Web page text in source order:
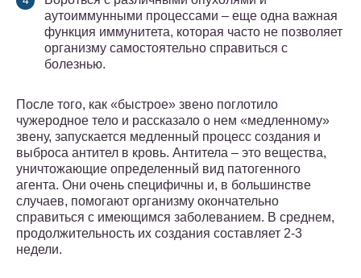
аутоиммунными процессами – еще одна важная
функция иммунитета, которая часто не позволяет
организму самостоятельно справиться с
болезнью.
После того, как «быстрое» звено поглотило
чужеродное тело и рассказало о нем «медленному»
звену, запускается медленный процесс создания и
выброса антител в кровь. Антитела – это вещества,
уничтожающие определенный вид патогенного
агента. Они очень специфичны и, в большинстве
случаев, помогают организму окончательно
справиться с имеющимся заболеванием. В среднем,
продолжительность их создания составляет 2-3
недели.